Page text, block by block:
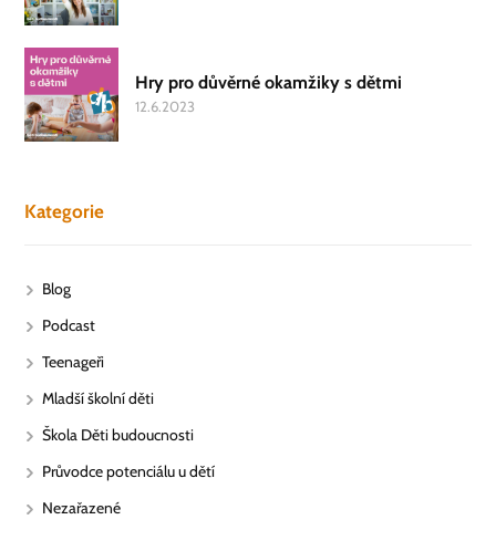
Hry pro důvěrné okamžiky s dětmi
12.6.2023
Kategorie
Blog
Podcast
Teenageři
Mladší školní děti
Škola Děti budoucnosti
Průvodce potenciálu u dětí
Nezařazené